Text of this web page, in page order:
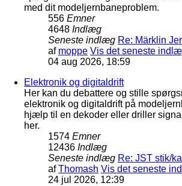
med dit modeljernbaneproblem.
556 Emner
4648 Indlæg
Seneste indlæg Re: Märklin
af moppe Vis det seneste
04 aug 2026, 18:59
Elektronik og digitaldrift
Her kan du debattere og stille
elektronik og digitaldrift på
hjælp til en dekoder eller driller
her.
1574 Emner
12436 Indlæg
Seneste indlæg Re: JST stik/
afThomash Vis det seneste
24 jul 2026, 12:39